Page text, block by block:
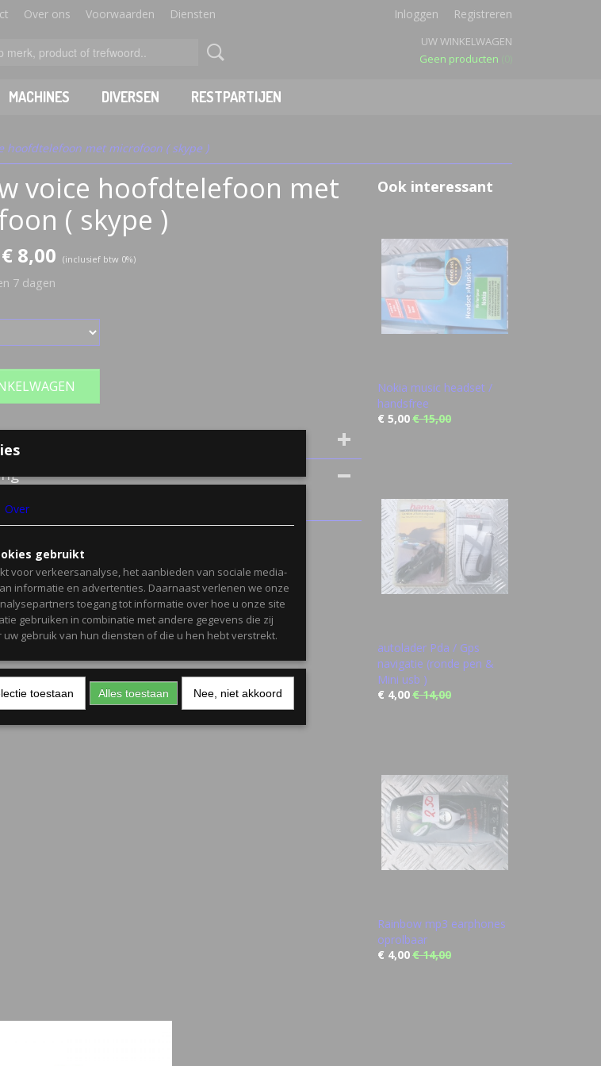
Over ons Voorwaarden Diensten Inloggen Registreren
UW WINKELWAGEN
Geen producten (0)
MACHINES DIVERSEN RESTPARTIJEN
hoofdtelefoon met microfoon ( skype )
voice hoofdtelefoon met
( skype )
€ 8,00 (inclusief btw 0%)
7 dagen
microfoon voor op de computer
Ook interessant
Nokia music headset /
handsfree
€ 5,00€ 15,00
autolader Pda / Gps
navigatie (ronde pen &
Mini usb )
€ 4,00€ 14,00
Rainbow mp3 earphones
oprolbaar
€ 4,00€ 14,00
Over
gebruikt
voor verkeersanalyse, het aanbieden van sociale media-
informatie en advertenties. Daarnaast verlenen we onze
toegang tot informatie over hoe u onze site
gebruiken in combinatie met andere gegevens die zij
gebruik van hun diensten of die u hen hebt verstrekt.
toestaan Alles toestaan Nee, niet akkoord